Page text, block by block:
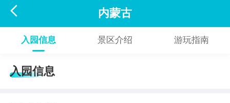
 内蒙古
入园信息 景区介绍 游玩指南
入园信息